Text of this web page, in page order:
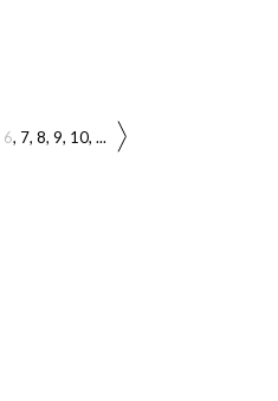
6 7 8 9 10 ...